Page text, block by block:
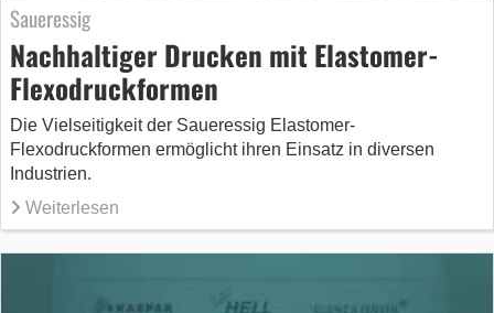
Saueressig
Nachhaltiger Drucken mit Elastomer-
Flexodruckformen
Die Vielseitigkeit der Saueressig Elastomer-
Flexodruckformen ermöglicht ihren Einsatz in diversen
Industrien.
Weiterlesen